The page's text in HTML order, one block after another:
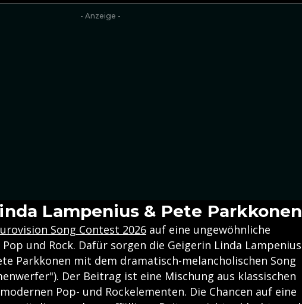
- Anzeige -
Lampenius & Pete Parkkonen
Song Contest 2026 auf eine ungewöhnliche
und Rock. Dafür sorgen die Geigerin Linda Lampenius
Parkkonen mit dem dramatisch-melancholischen Song
Der Beitrag ist eine Mischung aus klassischen
Pop- und Rockelementen. Die Chancen auf eine